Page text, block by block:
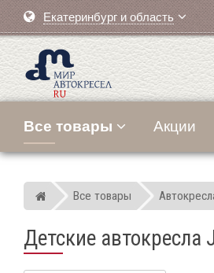
Екатеринбург и область
Все товары Акции
Мир детских автокресел
Все товары
Детские автокресла